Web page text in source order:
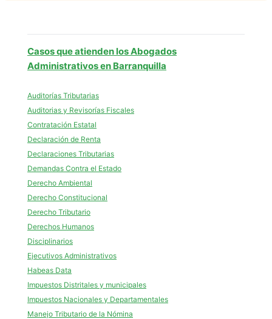
Casos que atienden los Abogados
Administrativos en Barranquilla
Auditorías Tributarias
Auditorias y Revisorías Fiscales
Contratación Estatal
Declaración de Renta
Declaraciones Tributarias
Demandas Contra el Estado
Derecho Ambiental
Derecho Constitucional
Derecho Tributario
Derechos Humanos
Disciplinarios
Ejecutivos Administrativos
Habeas Data
Impuestos Distritales y municipales
Impuestos Nacionales y Departamentales
Manejo Tributario de la Nómina